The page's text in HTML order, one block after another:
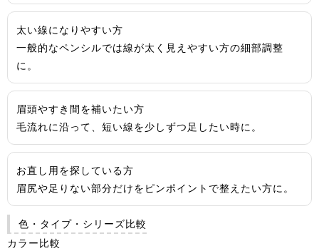
太い線になりやすい方
一般的なペンシルでは線が太く見えやすい方の細部調整
に。
眉頭やすき間を補いたい方
毛流れに沿って、短い線を少しずつ足したい時に。
お直し用を探している方
眉尻や足りない部分だけをピンポイントで整えたい方に。
色・タイプ・シリーズ比較
カラー比較